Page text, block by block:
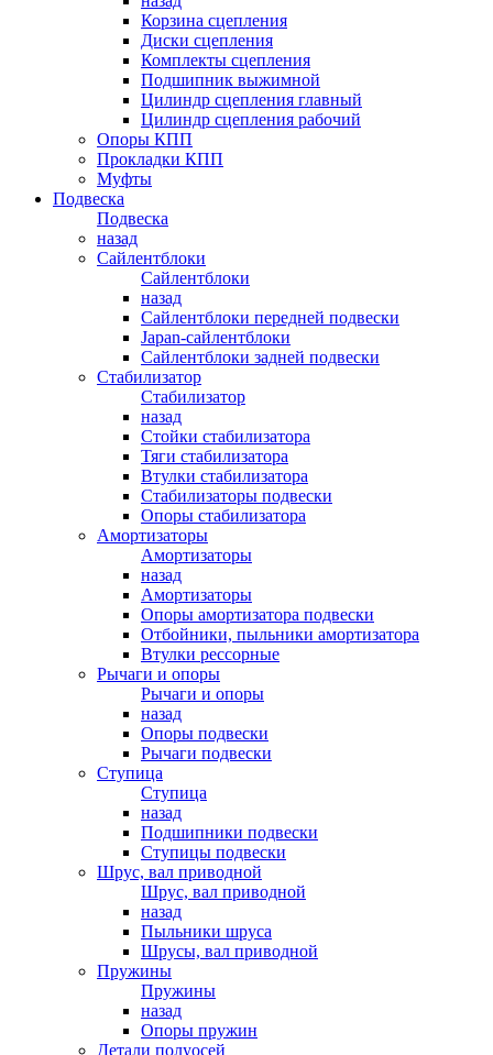
Корзина сцепления
Диски сцепления
Комплекты сцепления
Подшипник выжимной
Цилиндр сцепления главный
Цилиндр сцепления рабочий
Опоры КПП
Прокладки КПП
Муфты
Подвеска
Подвеска
назад
Сайлентблоки
Сайлентблоки
назад
Сайлентблоки передней подвески
Japan-сайлентблоки
Сайлентблоки задней подвески
Стабилизатор
Стабилизатор
назад
Стойки стабилизатора
Тяги стабилизатора
Втулки стабилизатора
Стабилизаторы подвески
Опоры стабилизатора
Амортизаторы
Амортизаторы
назад
Амортизаторы
Опоры амортизатора подвески
Отбойники, пыльники амортизатора
Втулки рессорные
Рычаги и опоры
Рычаги и опоры
назад
Опоры подвески
Рычаги подвески
Ступица
Ступица
назад
Подшипники подвески
Ступицы подвески
Шрус, вал приводной
Шрус, вал приводной
назад
Пыльники шруса
Шрусы, вал приводной
Пружины
Пружины
назад
Опоры пружин
Детали полуосей